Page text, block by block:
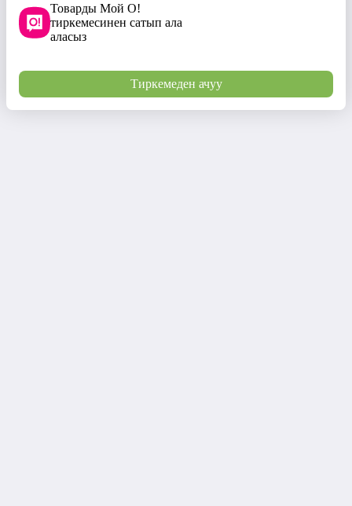
Товарды Мой О!
тиркемесинен сатып ала
аласыз
Тиркемеден ачуу